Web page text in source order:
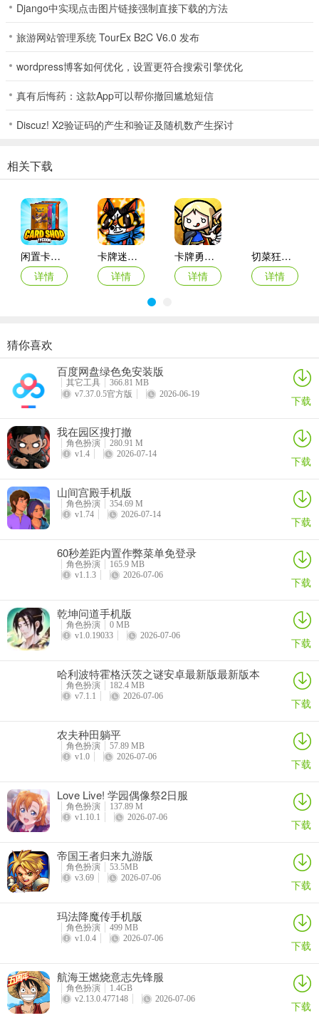
以及小伙伴；
游戏评测
全新卡牌三国手游，不肝不氪，开局40连抽，ssr英雄随便收！
开局十连抽，抽到香蕉孙悟空，分身三棍直接吊打全场！
开局十连抽，抽到鱿鱼诸葛亮，一招观星八卦直接吊打全场！
全新美食游戏，开局一只小龙虾，如何逆袭人生全看你的操作！
Django中实现点击图片链接强制直接下载的方法
旅游网站管理系统 TourEx B2C V6.0 发布
wordpress博客如何优化，设置更符合搜索引擎优化
真有后悔药：这款App可以帮你撤回尴尬短信
Discuz! X2验证码的产生和验证及随机数产生探讨
相关下载
闲置卡牌店大亨最新版本
详情
卡牌迷境手游官方版
详情
卡牌勇士中文版(CardFighter)
详情
切菜狂人九游版
详情
魔剑士卡牌魔潮最新版
详情
卡牌神偷游戏
详情
秦时明月卡牌版vivo版
卡牌潜行者官方正版(Card Crawl)
猜你喜欢
百度网盘绿色免安装版
其它工具
366.81 MB
v7.37.0.5官方版
2026-06-19 下载
我在园区搜打撤
角色扮演
280.91 M
v1.4
2026-07-14 下载
山间宫殿手机版
角色扮演
354.69 M
v1.74
2026-07-14 下载
60秒差距内置作弊菜单免登录
角色扮演
165.9 MB
v1.1.3
2026-07-06 下载
乾坤问道手机版
角色扮演
0 MB
v1.0.19033
2026-07-06 下载
哈利波特霍格沃茨之谜安卓最新版最新版本
角色扮演
182.4 MB
v7.1.1
2026-07-06 下载
农夫种田躺平
角色扮演
57.89 MB
v1.0
2026-07-06 下载
Love Live! 学园偶像祭2日服
角色扮演
137.89 M
v1.10.1
2026-07-06 下载
帝国王者归来九游版
角色扮演
53.5MB
v3.69
2026-07-06 下载
玛法降魔传手机版
角色扮演
499 MB
v1.0.4
2026-07-06 下载
航海王燃烧意志先锋服
角色扮演
1.4GB
v2.13.0.477148
2026-07-06 下载